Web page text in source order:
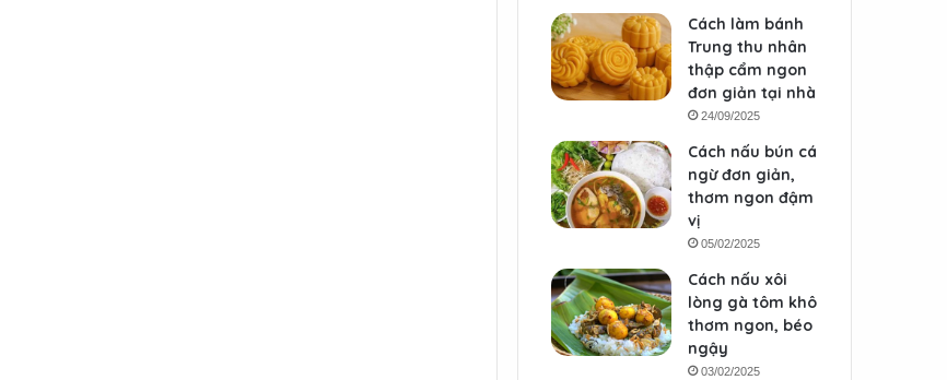
Cách làm bánh
Trung thu nhân
thập cẩm ngon
đơn giản tại nhà
24/09/2025
Cách nấu bún cá
ngừ đơn giản,
thơm ngon đậm
vị
05/02/2025
Cách nấu xôi
lòng gà tôm khô
thơm ngon, béo
ngậy
03/02/2025